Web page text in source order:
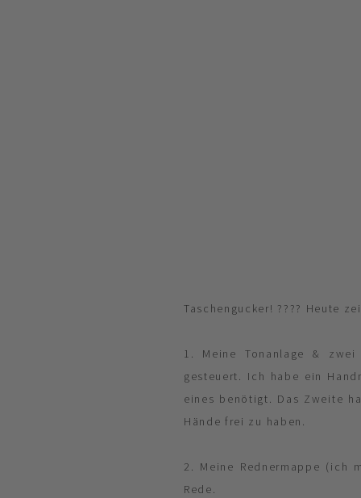
Taschengucker! ???? Heute
1. Meine Tonanlage &
gesteuert. Ich habe ein
eines benötigt. Das Zweite
Hände frei zu haben.
2. Meine Rednermappe (ich
Rede.